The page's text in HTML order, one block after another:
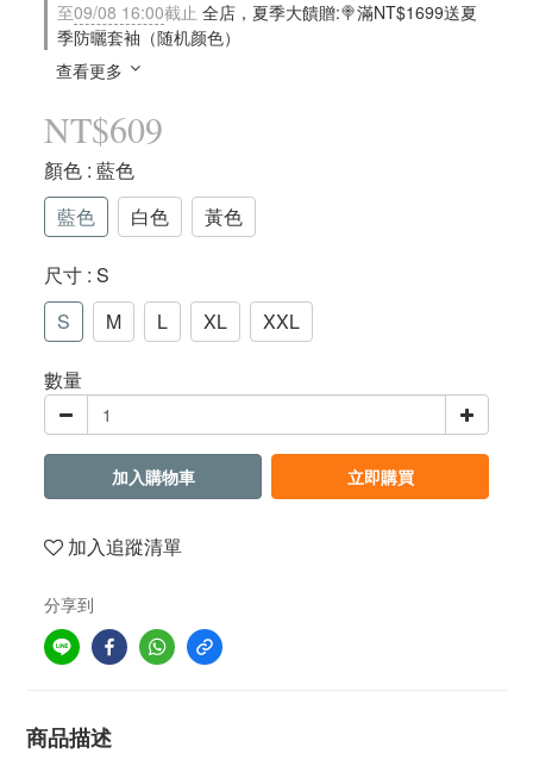
至09/08 16:00截止 全店，夏季大饋贈:🍭滿NT$1699送夏
季防曬套袖（随机颜色）
查看更多
NT$609
顏色 : 藍色
藍色
白色 黃色
尺寸 : S
S
M L XL XXL
數量
加入購物車 立即購買
加入追蹤清單
分享到
商品描述